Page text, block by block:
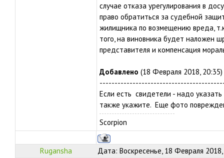
случае отказа урегулирования в
право обратиться за судебной
жилищника по возмещению вреда,
того, на виновника будет наложен
представителя и компенсация
Добавлено (18 Февраля 2018, 20:35)
Если есть свидетели - надо
также укажите. Еще фото
Scorpion
Rugansha Дата: Воскресенье, 18 Февраля